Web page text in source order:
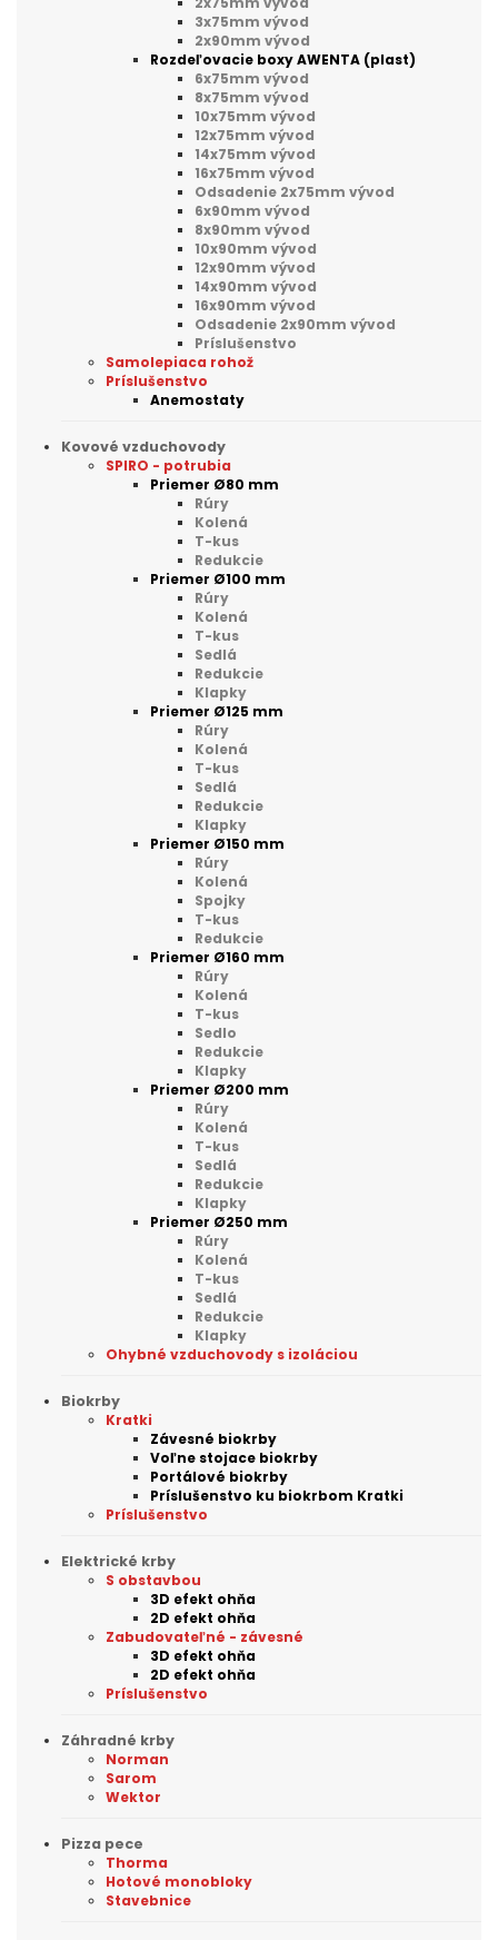
3x75mm vývod
2x90mm vývod
Rozdeľovacie boxy AWENTA (plast)
6x75mm vývod
8x75mm vývod
10x75mm vývod
12x75mm vývod
14x75mm vývod
16x75mm vývod
Odsadenie 2x75mm vývod
6x90mm vývod
8x90mm vývod
10x90mm vývod
12x90mm vývod
14x90mm vývod
16x90mm vývod
Odsadenie 2x90mm vývod
Príslušenstvo
Samolepiaca rohož
Príslušenstvo
Anemostaty
Kovové vzduchovody
SPIRO - potrubia
Priemer Ø80 mm
Rúry
Kolená
T-kus
Redukcie
Priemer Ø100 mm
Rúry
Kolená
T-kus
Sedlá
Redukcie
Klapky
Priemer Ø125 mm
Rúry
Kolená
T-kus
Sedlá
Redukcie
Klapky
Priemer Ø150 mm
Rúry
Kolená
Spojky
T-kus
Redukcie
Priemer Ø160 mm
Rúry
Kolená
T-kus
Sedlo
Redukcie
Klapky
Priemer Ø200 mm
Rúry
Kolená
T-kus
Sedlá
Redukcie
Klapky
Priemer Ø250 mm
Rúry
Kolená
T-kus
Sedlá
Redukcie
Klapky
Ohybné vzduchovody s izoláciou
Biokrby
Kratki
Závesné biokrby
Voľne stojace biokrby
Portálové biokrby
Príslušenstvo ku biokrbom Kratki
Príslušenstvo
Elektrické krby
S obstavbou
3D efekt ohňa
2D efekt ohňa
Zabudovateľné - závesné
3D efekt ohňa
2D efekt ohňa
Príslušenstvo
Záhradné krby
Norman
Sarom
Wektor
Pizza pece
Thorma
Hotové monobloky
Stavebnice